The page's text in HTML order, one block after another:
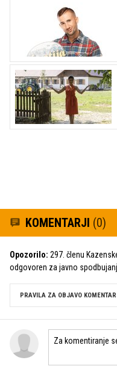
KOMENTARJI (0)
Opozorilo: 297. členu
odgovoren za javno
PRAVILA ZA OBJAVO